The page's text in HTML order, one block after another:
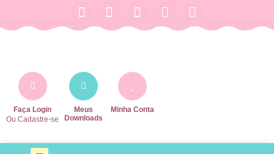
Faça Login
Ou Cadastre-se
Meus
Downloads
Minha Conta